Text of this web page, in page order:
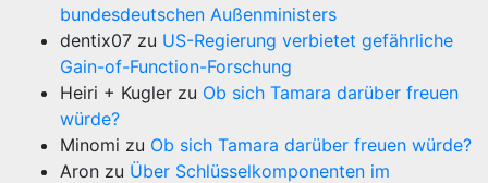
bundesdeutschen Außenministers
dentix07 zu US-Regierung verbietet gefährliche
Gain-of-Function-Forschung
Heiri + Kugler zu Ob sich Tamara darüber freuen
würde?
Minomi zu Ob sich Tamara darüber freuen würde?
Aron zu Über Schlüsselkomponenten im